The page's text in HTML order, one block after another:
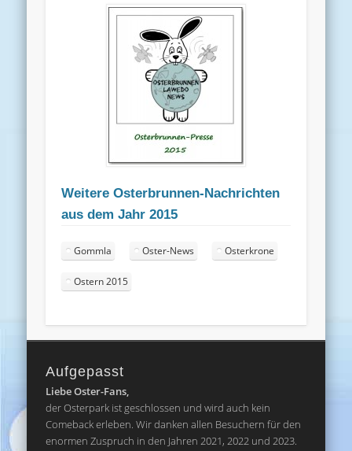
Weitere Osterbrunnen-Nachrichten
aus dem Jahr 2015
Gommla Oster-News Osterkrone
Ostern 2015
Aufgepasst
Liebe Oster-Fans,
der Osterpark ist geschlossen und wird auch kein
Comeback erleben. Wir danken allen Besuchern für den
enormen Zuspruch in den Jahren 2021, 2022 und 2023.